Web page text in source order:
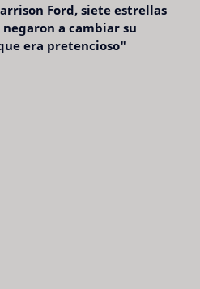
Ford, siete estrellas
a cambiar su
era pretencioso"